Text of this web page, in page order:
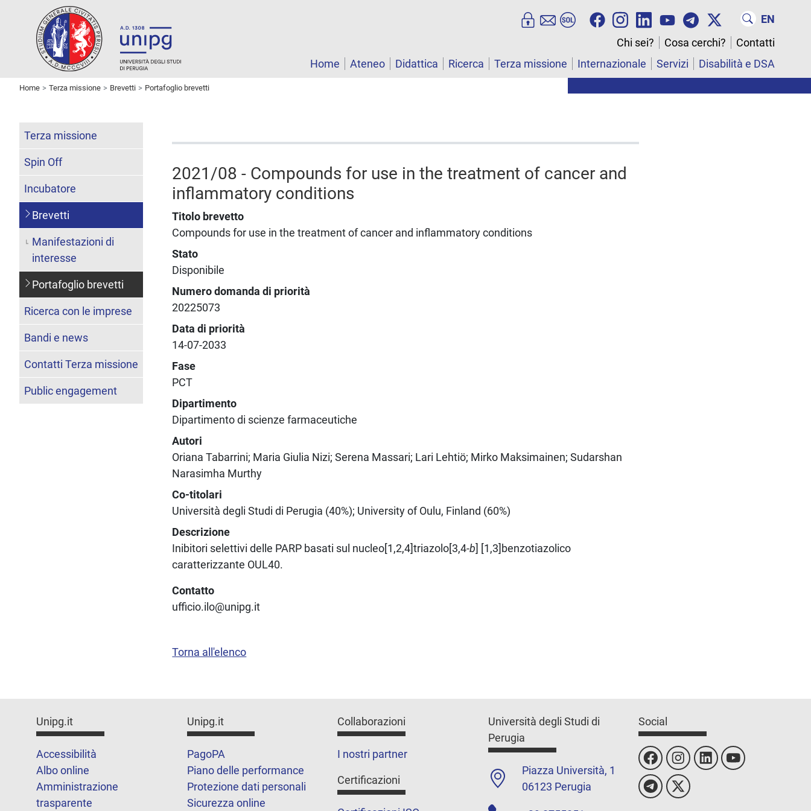
EN
Chi sei?
Cosa cerchi?
Contatti
Home
Ateneo Didattica Ricerca Terza missione Internazionale Servizi Disabilità e DSA
Home Terza missione Brevetti Portafoglio brevetti
2021/08 - Compounds for use in the treatment of cancer and
inflammatory conditions
Titolo brevetto
Compounds for use in the treatment of cancer and inflammatory conditions
Stato
Disponibile
Numero domanda di priorità
20225073
Data di priorità
14-07-2033
Fase
PCT
Dipartimento
Dipartimento di scienze farmaceutiche
Autori
Oriana Tabarrini; Maria Giulia Nizi; Serena Massari; Lari Lehtiö; Mirko Maksimainen; Sudarshan
Narasimha Murthy
Co-titolari
Università degli Studi di Perugia (40%); University of Oulu, Finland (60%)
Descrizione
Inibitori selettivi delle PARP basati sul nucleo[1,2,4]triazolo[3,4-b] [1,3]benzotiazolico
caratterizzante OUL40.
Contatto
ufficio.ilo@unipg.it
Torna all'elenco
Terza missione
Spin Off
Incubatore
Brevetti
Manifestazioni di
interesse
Portafoglio brevetti
Ricerca con le imprese
Bandi e news
Contatti Terza missione
Public engagement
Unipg.it
Accessibilità
Albo online
Amministrazione
trasparente
Unipg.it
PagoPA
Piano delle performance
Protezione dati personali
Sicurezza online
Collaborazioni
I nostri partner
Certificazioni
Università degli Studi di
Perugia
Piazza Università, 1
06123 Perugia
Social